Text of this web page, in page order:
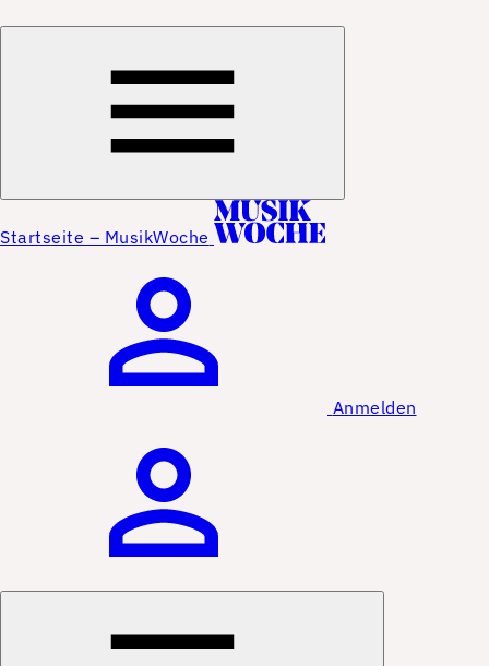
Startseite – MusikWoche
Anmelden